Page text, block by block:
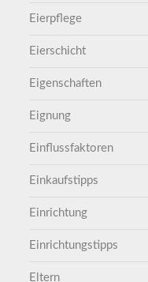
Eierpflege
Eierschicht
Eigenschaften
Eignung
Einflussfaktoren
Einkaufstipps
Einrichtung
Einrichtungstipps
Eltern